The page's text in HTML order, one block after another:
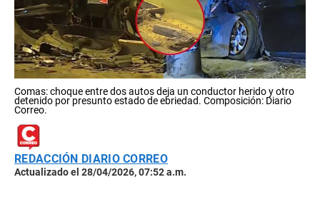
Comas: choque entre dos autos deja un conductor herido y otro
detenido por presunto estado de ebriedad. Composición: Diario
Correo.
REDACCIÓN DIARIO CORREO
Actualizado el 28/04/2026, 07:52 a.m.